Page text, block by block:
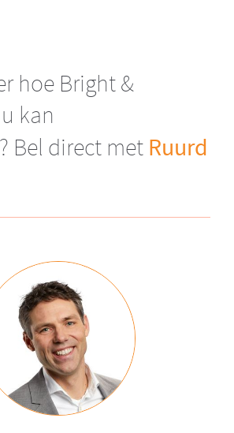
hoe Bright &
kan
Bel direct met Ruurd